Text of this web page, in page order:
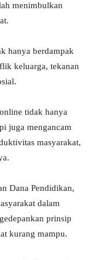
menimbulkan
hanya berdampak
keluarga, tekanan
tidak hanya
juga mengancam
masyarakat,
Dana Pendidikan,
dalam
prinsip
kurang mampu.